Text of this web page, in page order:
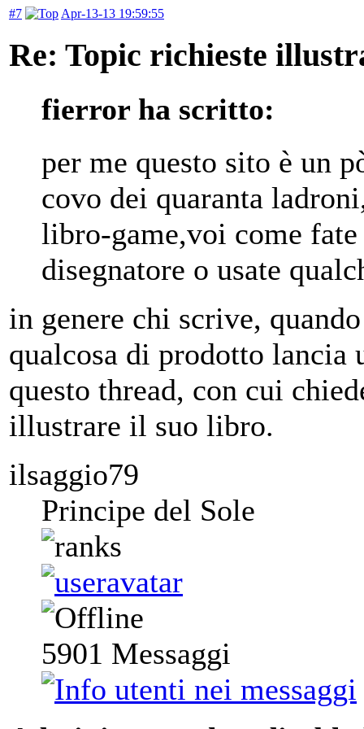
#7 Apr-13-13 19:59:55
Re: Topic richieste
fierror ha scritto:
per me questo sito è un
covo dei quaranta
libro-game,voi come
disegnatore o usate
in genere chi scrive,
qualcosa di prodotto
questo thread, con cui
illustrare il suo libro.
ilsaggio79
Principe del Sole
5901 Messaggi